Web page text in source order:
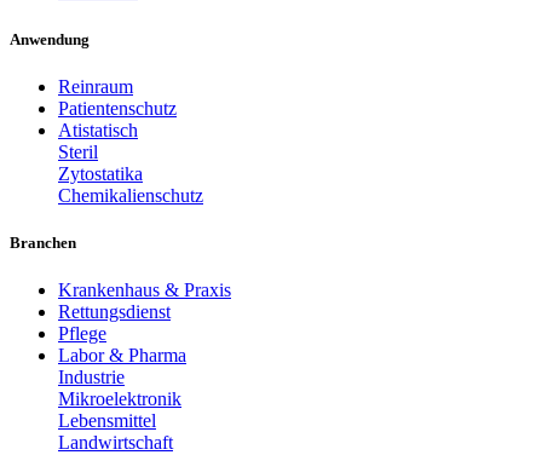
Anwendung
Reinraum
Patientenschutz
Atistatisch
Steril
Zytostatika
Chemikalienschutz
Branchen
Krankenhaus & Praxis
Rettungsdienst
Pflege
Labor & Pharma
Industrie
Mikroelektronik
Lebensmittel
Landwirtschaft